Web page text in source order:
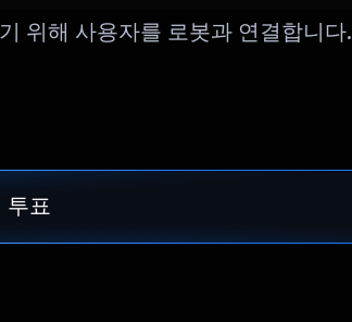
위해 사용자를 로봇과 연결합니다.
투표